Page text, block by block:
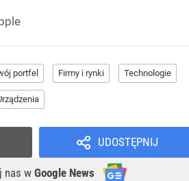
portfel Firmy i rynki Technologie
UDOSTĘPNIJ
nas w Google News